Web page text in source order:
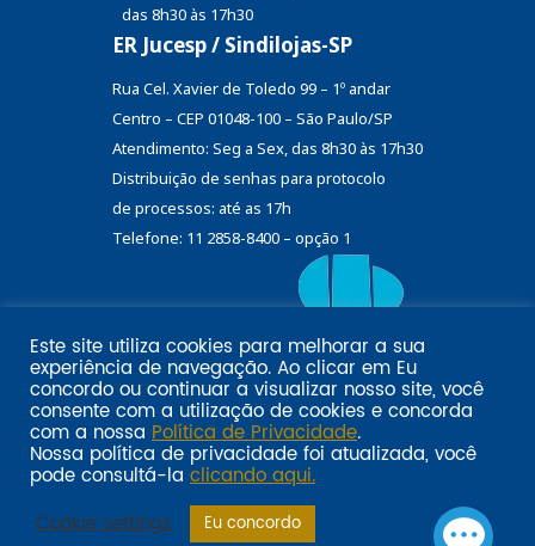
das 8h30 às 17h30
ER Jucesp / Sindilojas-SP
Rua Cel. Xavier de Toledo 99 – 1º andar
Centro – CEP 01048-100 – São Paulo/SP
Atendimento: Seg a Sex, das 8h30 às 17h30
Distribuição de senhas para protocolo
de processos: até as 17h
Telefone: 11 2858-8400 – opção 1
Email marketing por:
Pol�tica de privacidade SINDILOJAS-SPAcesse aqui
Este site utiliza cookies para melhorar a sua
experiência de navegação. Ao clicar em Eu
concordo ou continuar a visualizar nosso site, você
consente com a utilização de cookies e concorda
com a nossa Política de Privacidade.
Nossa política de privacidade foi atualizada, você
pode consultá-la clicando aqui.
Cookie settings
Eu concordo